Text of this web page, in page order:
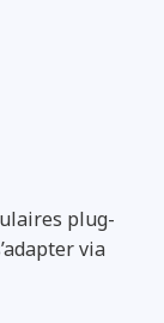
plug-
via